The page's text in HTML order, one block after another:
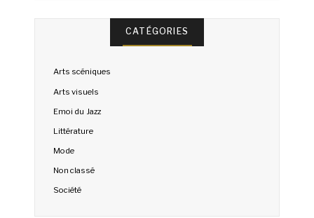
CATÉGORIES
Arts scéniques
Arts visuels
Emoi du Jazz
Littérature
Mode
Non classé
Société